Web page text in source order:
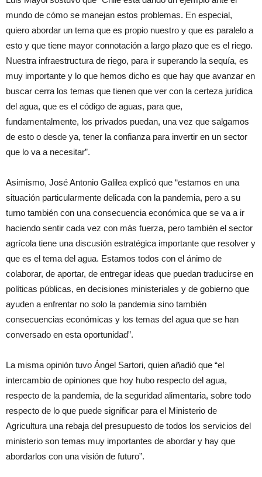
mundo de cómo se manejan estos problemas. En especial,
quiero abordar un tema que es propio nuestro y que es paralelo a
esto y que tiene mayor connotación a largo plazo que es el riego.
Nuestra infraestructura de riego, para ir superando la sequía, es
muy importante y lo que hemos dicho es que hay que avanzar en
buscar cerra los temas que tienen que ver con la certeza jurídica
del agua, que es el código de aguas, para que,
fundamentalmente, los privados puedan, una vez que salgamos
de esto o desde ya, tener la confianza para invertir en un sector
que lo va a necesitar”.
Asimismo, José Antonio Galilea explicó que “estamos en una
situación particularmente delicada con la pandemia, pero a su
turno también con una consecuencia económica que se va a ir
haciendo sentir cada vez con más fuerza, pero también el sector
agrícola tiene una discusión estratégica importante que resolver y
que es el tema del agua. Estamos todos con el ánimo de
colaborar, de aportar, de entregar ideas que puedan traducirse en
políticas públicas, en decisiones ministeriales y de gobierno que
ayuden a enfrentar no solo la pandemia sino también
consecuencias económicas y los temas del agua que se han
conversado en esta oportunidad”.
La misma opinión tuvo Ángel Sartori, quien añadió que “el
intercambio de opiniones que hoy hubo respecto del agua,
respecto de la pandemia, de la seguridad alimentaria, sobre todo
respecto de lo que puede significar para el Ministerio de
Agricultura una rebaja del presupuesto de todos los servicios del
ministerio son temas muy importantes de abordar y hay que
abordarlos con una visión de futuro”.